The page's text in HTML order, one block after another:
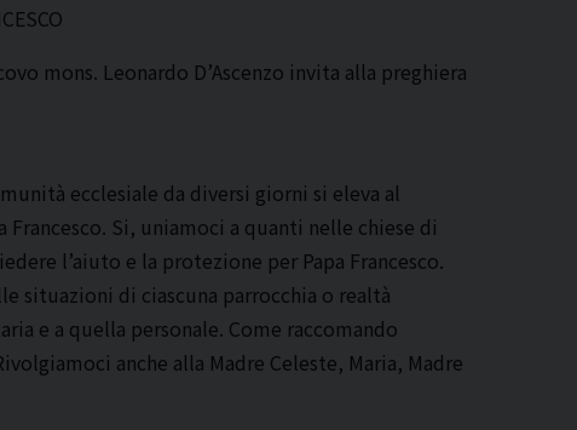
mons. Leonardo D’Ascenzo invita alla preghiera
ecclesiale da diversi giorni si eleva al
Francesco. Si, uniamoci a quanti nelle chiese di
l’aiuto e la protezione per Papa Francesco.
situazioni di ciascuna parrocchia o realtà
e a quella personale. Come raccomando
anche alla Madre Celeste, Maria, Madre